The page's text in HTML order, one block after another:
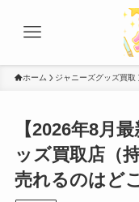
ホーム ジャニーズグッズ買取
【2026年8月
ッズ買取店（
売れるのはど